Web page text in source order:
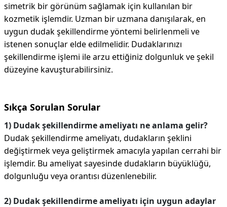
simetrik bir görünüm sağlamak için kullanılan bir
kozmetik işlemdir. Uzman bir uzmana danışılarak, en
uygun dudak şekillendirme yöntemi belirlenmeli ve
istenen sonuçlar elde edilmelidir. Dudaklarınızı
şekillendirme işlemi ile arzu ettiğiniz dolgunluk ve şekil
düzeyine kavuşturabilirsiniz.
Sıkça Sorulan Sorular
1) Dudak şekillendirme ameliyatı ne anlama gelir?
Dudak şekillendirme ameliyatı, dudakların şeklini
değiştirmek veya geliştirmek amacıyla yapılan cerrahi bir
işlemdir. Bu ameliyat sayesinde dudakların büyüklüğü,
dolgunluğu veya orantısı düzenlenebilir.
2) Dudak şekillendirme ameliyatı için uygun adaylar